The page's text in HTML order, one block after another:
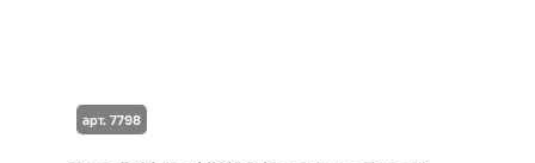
арт. 7798